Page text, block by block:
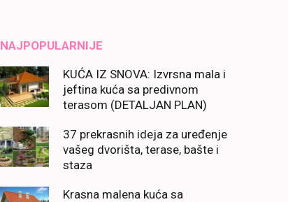
NAJPOPULARNIJE
KUĆA IZ SNOVA: Izvrsna mala i
jeftina kuća sa predivnom
terasom (DETALJAN PLAN)
37 prekrasnih ideja za uređenje
vašeg dvorišta, terase, bašte i
staza
Krasna malena kuća sa